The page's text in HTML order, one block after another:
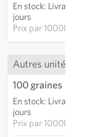
En stock: Livraison 3-5
jours
Prix par1000k: 143,38 €
Autres unités
100 graines
En stock: Livraison 3-5
jours
Prix par1000k: 94,70 €